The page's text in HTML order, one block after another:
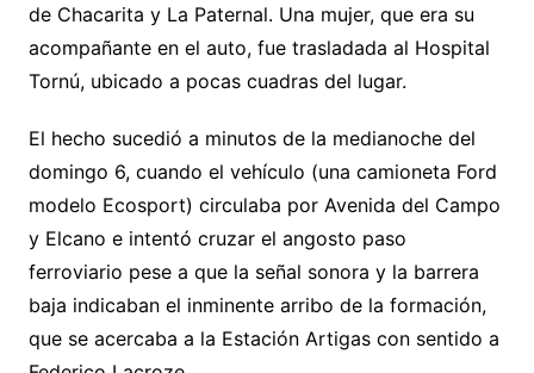
de Chacarita y La Paternal. Una mujer, que era su
acompañante en el auto, fue trasladada al Hospital
Tornú, ubicado a pocas cuadras del lugar.
El hecho sucedió a minutos de la medianoche del
domingo 6, cuando el vehículo (una camioneta Ford
modelo Ecosport) circulaba por Avenida del Campo
y Elcano e intentó cruzar el angosto paso
ferroviario pese a que la señal sonora y la barrera
baja indicaban el inminente arribo de la formación,
que se acercaba a la Estación Artigas con sentido a